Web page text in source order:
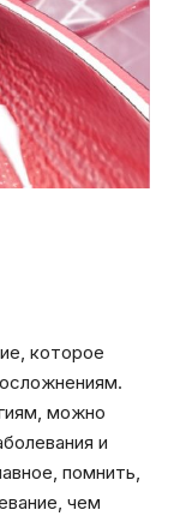
которое
можно
и
помнить,
чем